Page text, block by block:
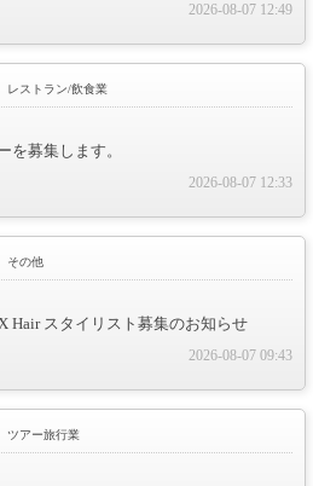
2026-08-07 12:49
レストラン/飲食業
を募集します。
2026-08-07 12:33
その他
Hair スタイリスト募集のお知らせ
2026-08-07 09:43
ツアー旅行業